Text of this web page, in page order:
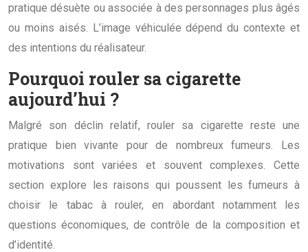
pratique désuète ou associée à des personnages plus âgés
ou moins aisés. L’image véhiculée dépend du contexte et
des intentions du réalisateur.
Pourquoi rouler sa cigarette
aujourd’hui ?
Malgré son déclin relatif, rouler sa cigarette reste une
pratique bien vivante pour de nombreux fumeurs. Les
motivations sont variées et souvent complexes. Cette
section explore les raisons qui poussent les fumeurs à
choisir le tabac à rouler, en abordant notamment les
questions économiques, de contrôle de la composition et
d’identité.